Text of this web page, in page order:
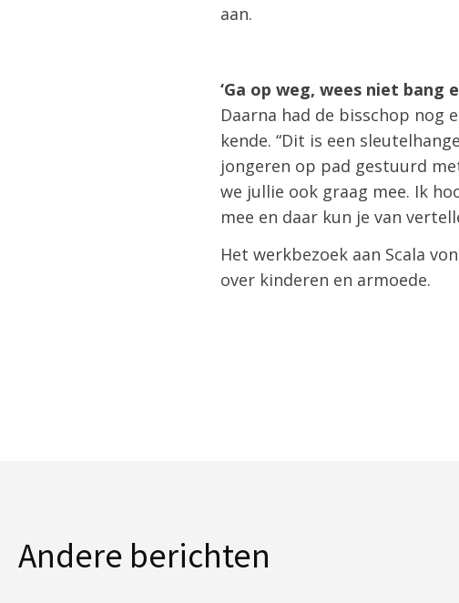
aan.
‘Ga op weg, wees niet bang
Daarna had de bisschop nog
kende. “Dit is een
jongeren op pad gestuurd
we jullie ook graag mee. Ik
mee en daar kun je van
Het werkbezoek aan Scala
over kinderen en armoede.
Andere berichten